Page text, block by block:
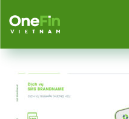
Dịch Vụ